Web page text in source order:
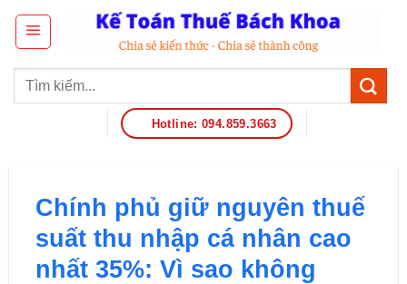
Hotline: 094.859.3663
Chính phủ giữ nguyên thuế
suất thu nhập cá nhân cao
nhất 35%: Vì sao không